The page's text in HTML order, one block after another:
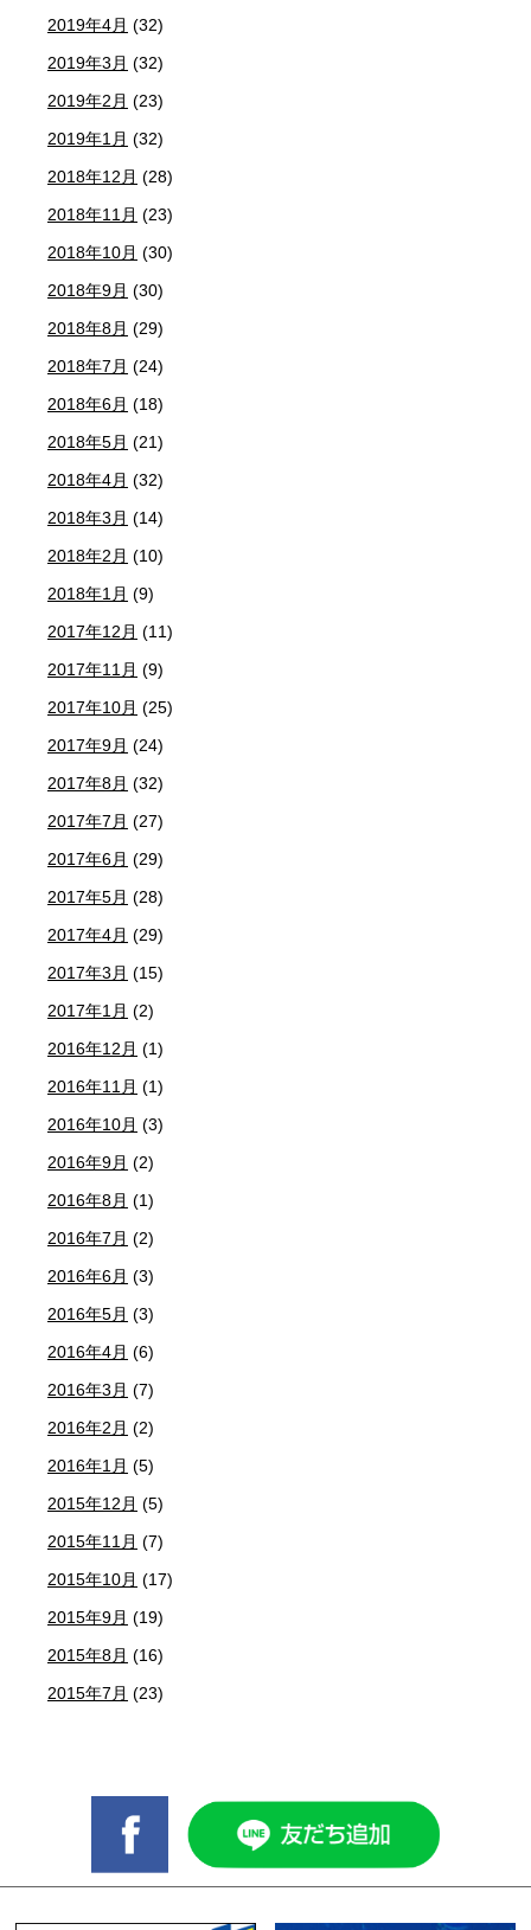
2019年4月 (32)
2019年3月 (32)
2019年2月 (23)
2019年1月 (32)
2018年12月 (28)
2018年11月 (23)
2018年10月 (30)
2018年9月 (30)
2018年8月 (29)
2018年7月 (24)
2018年6月 (18)
2018年5月 (21)
2018年4月 (32)
2018年3月 (14)
2018年2月 (10)
2018年1月 (9)
2017年12月 (11)
2017年11月 (9)
2017年10月 (25)
2017年9月 (24)
2017年8月 (32)
2017年7月 (27)
2017年6月 (29)
2017年5月 (28)
2017年4月 (29)
2017年3月 (15)
2017年1月 (2)
2016年12月 (1)
2016年11月 (1)
2016年10月 (3)
2016年9月 (2)
2016年8月 (1)
2016年7月 (2)
2016年6月 (3)
2016年5月 (3)
2016年4月 (6)
2016年3月 (7)
2016年2月 (2)
2016年1月 (5)
2015年12月 (5)
2015年11月 (7)
2015年10月 (17)
2015年9月 (19)
2015年8月 (16)
2015年7月 (23)